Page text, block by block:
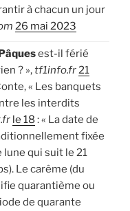
à chacun un jour
26 mai 2023
est-il férié
? »,tf1info.fr21
« Les banquets
les interdits
le 18 : « La date de
fixée
lune qui suit le 21
Le carême (du
quarantième ou
de quarante